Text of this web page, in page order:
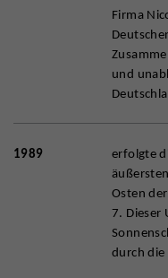
Firma
und
1989
erfolgte
Osten
7. Dieser
durch die